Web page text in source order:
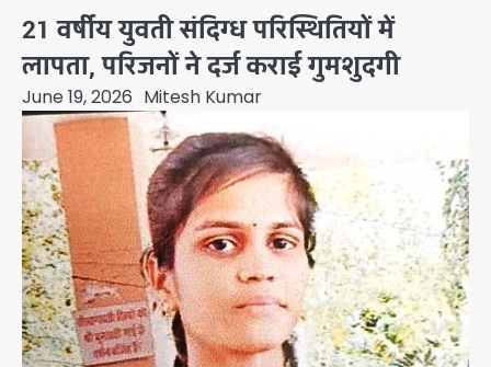
21 वर्षीय युवती संदिग्ध परिस्थितियों में
लापता, परिजनों ने दर्ज कराई गुमशुदगी
June 19, 2026 Mitesh Kumar